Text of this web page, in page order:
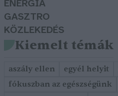
ENERGIA
GASZTRO
KÖZLEKEDÉS
Kiemelt témák
aszály ellen egyél helyit
fókuszban az egészségünk